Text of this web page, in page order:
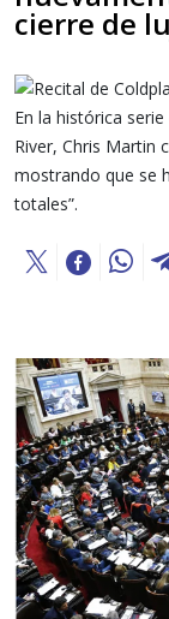
cierre de
En la histórica
River, Chris Martin
mostrando que se
totales”.